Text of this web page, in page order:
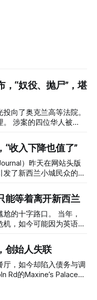
“奴役、抛尸”，堪
向了奥克兰高等法院。
被
人的死有关。 事情
现了一个黑色塑料袋，
体，整个人被绑成胎儿
谁？没有人
的
装着用来压住尸体的花
收入下降也值了”
）昨天在网站头版
了新西兰小城民众的兴
科医生的Brandon
无力支付医疗费用的忧
亡。 他并不想放
时，他收
个‘与世
家人
能等着离开新西兰
字路口。 当年，
，如今可能因为英语考
公交车了。” 因为英
这里气候
创始人失联
，如今却陷入债务与调
额接近100万纽币，而
始人本人。 今年3